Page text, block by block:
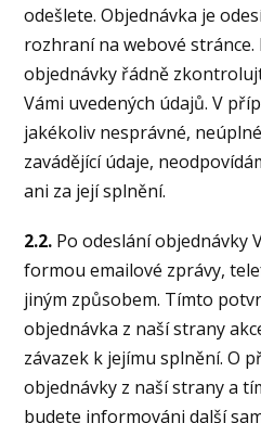
odešlete. Objednávka je
rozhraní na webové stránce.
objednávky řádně
Vámi uvedených údajů. V
jakékoliv nesprávné,
zavádějící údaje,
ani za její splnění.
2.2. Po odeslání objednávky
formou emailové zprávy,
jiným způsobem. Tímto
objednávka z naší strany
závazek k jejímu splnění. O
objednávky z naší strany a
budete informováni další